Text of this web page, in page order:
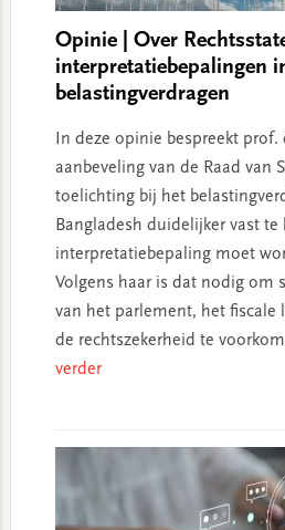
Opinie | Over
interpretatiebepalingen
belastingverdragen
In deze opinie bespreekt prof.
aanbeveling van de Raad van
toelichting bij het
Bangladesh duidelijker vast te
interpretatiebepaling moet
Volgens haar is dat nodig om
van het parlement, het fiscale
de rechtszekerheid te
verder